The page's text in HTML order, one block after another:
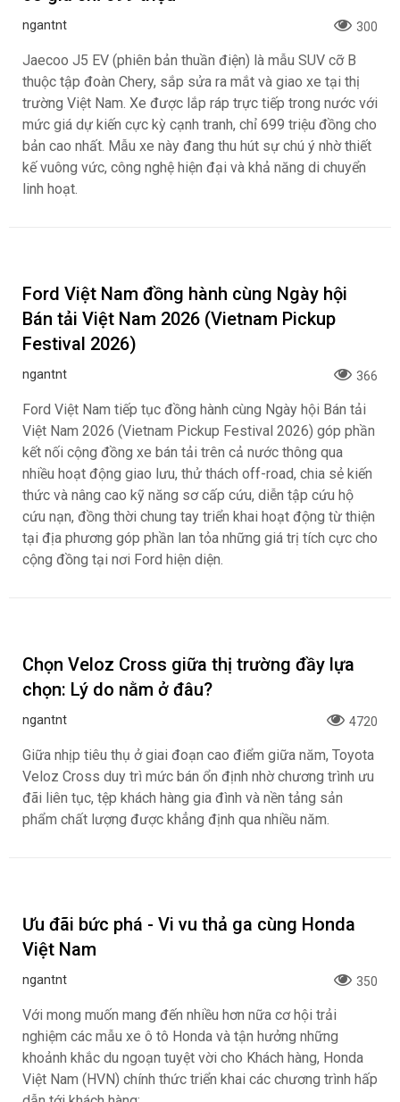
ngantnt 300
Jaecoo J5 EV (phiên bản thuần điện) là mẫu SUV cỡ B
thuộc tập đoàn Chery, sắp sửa ra mắt và giao xe tại thị
trường Việt Nam. Xe được lắp ráp trực tiếp trong nước với
mức giá dự kiến cực kỳ cạnh tranh, chỉ 699 triệu đồng cho
bản cao nhất. Mẫu xe này đang thu hút sự chú ý nhờ thiết
kế vuông vức, công nghệ hiện đại và khả năng di chuyển
linh hoạt.
Ford Việt Nam đồng hành cùng Ngày hội
Bán tải Việt Nam 2026 (Vietnam Pickup
Festival 2026)
ngantnt 366
Ford Việt Nam tiếp tục đồng hành cùng Ngày hội Bán tải
Việt Nam 2026 (Vietnam Pickup Festival 2026) góp phần
kết nối cộng đồng xe bán tải trên cả nước thông qua
nhiều hoạt động giao lưu, thử thách off-road, chia sẻ kiến
thức và nâng cao kỹ năng sơ cấp cứu, diễn tập cứu hộ
cứu nạn, đồng thời chung tay triển khai hoạt động từ thiện
tại địa phương góp phần lan tỏa những giá trị tích cực cho
cộng đồng tại nơi Ford hiện diện.
Chọn Veloz Cross giữa thị trường đầy lựa
chọn: Lý do nằm ở đâu?
ngantnt 4720
Giữa nhịp tiêu thụ ở giai đoạn cao điểm giữa năm, Toyota
Veloz Cross duy trì mức bán ổn định nhờ chương trình ưu
đãi liên tục, tệp khách hàng gia đình và nền tảng sản
phẩm chất lượng được khẳng định qua nhiều năm.
Ưu đãi bức phá - Vi vu thả ga cùng Honda
Việt Nam
ngantnt 350
Với mong muốn mang đến nhiều hơn nữa cơ hội trải
nghiệm các mẫu xe ô tô Honda và tận hưởng những
khoảnh khắc du ngoạn tuyệt vời cho Khách hàng, Honda
Việt Nam (HVN) chính thức triển khai các chương trình hấp